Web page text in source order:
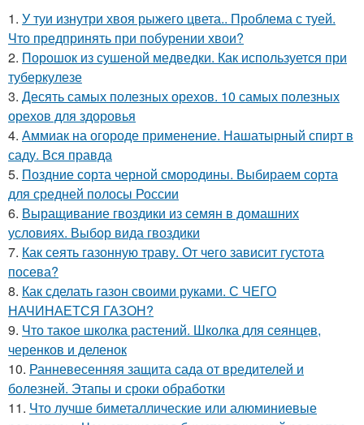
1. У туи изнутри хвоя рыжего цвета.. Проблема с туей.
Что предпринять при побурении хвои?
2. Порошок из сушеной медведки. Как используется при
туберкулезе
3. Десять самых полезных орехов. 10 самых полезных
орехов для здоровья
4. Аммиак на огороде применение. Нашатырный спирт в
саду. Вся правда
5. Поздние сорта черной смородины. Выбираем сорта
для средней полосы России
6. Выращивание гвоздики из семян в домашних
условиях. Выбор вида гвоздики
7. Как сеять газонную траву. От чего зависит густота
посева?
8. Как сделать газон своими руками. С ЧЕГО
НАЧИНАЕТСЯ ГАЗОН?
9. Что такое школка растений. Школка для сеянцев,
черенков и деленок
10. Ранневесенняя защита сада от вредителей и
болезней. Этапы и сроки обработки
11. Что лучше биметаллические или алюминиевые